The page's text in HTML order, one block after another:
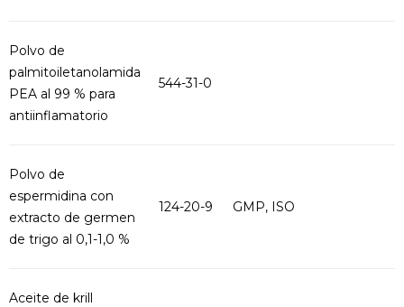
Polvo de
palmitoiletanolamida
PEA al 99 % para
antiinflamatorio
544-31-0
Polvo de
espermidina con
extracto de germen
de trigo al 0,1-1,0 %
124-20-9 GMP, ISO
Aceite de krill